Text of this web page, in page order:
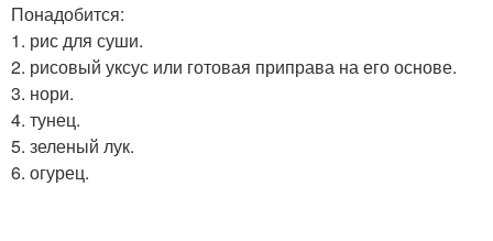
Понадобится:
1. рис для суши.
2. рисовый уксус или готовая приправа на его основе.
3. нори.
4. тунец.
5. зеленый лук.
6. огурец.